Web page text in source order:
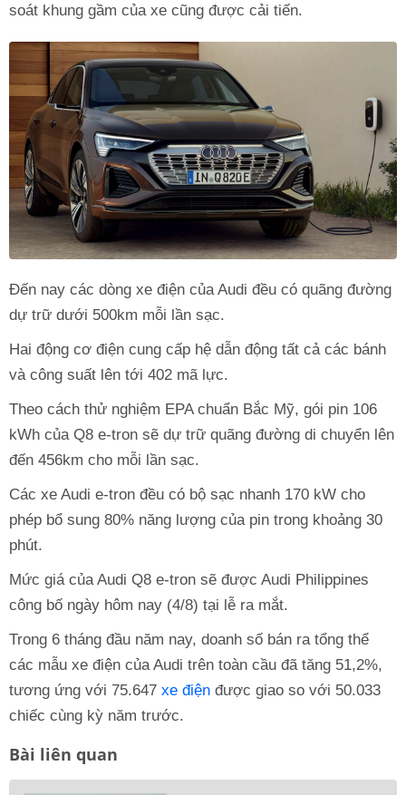
soát khung gầm của xe cũng được cải tiến.
Đến nay các dòng xe điện của Audi đều có quãng đường
dự trữ dưới 500km mỗi lần sạc.
Hai động cơ điện cung cấp hệ dẫn động tất cả các bánh
và công suất lên tới 402 mã lực.
Theo cách thử nghiệm EPA chuẩn Bắc Mỹ, gói pin 106
kWh của Q8 e-tron sẽ dự trữ quãng đường di chuyển lên
đến 456km cho mỗi lần sạc.
Các xe Audi e-tron đều có bộ sạc nhanh 170 kW cho
phép bổ sung 80% năng lượng của pin trong khoảng 30
phút.
Mức giá của Audi Q8 e-tron sẽ được Audi Philippines
công bố ngày hôm nay (4/8) tại lễ ra mắt.
Trong 6 tháng đầu năm nay, doanh số bán ra tổng thể
các mẫu xe điện của Audi trên toàn cầu đã tăng 51,2%,
tương ứng với 75.647 xe điện được giao so với 50.033
chiếc cùng kỳ năm trước.
Bài liên quan